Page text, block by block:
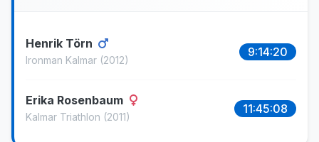
Henrik Törn
Ironman Kalmar (2012)
9:14:20
Erika Rosenbaum
Kalmar Triathlon (2011)
11:45:08